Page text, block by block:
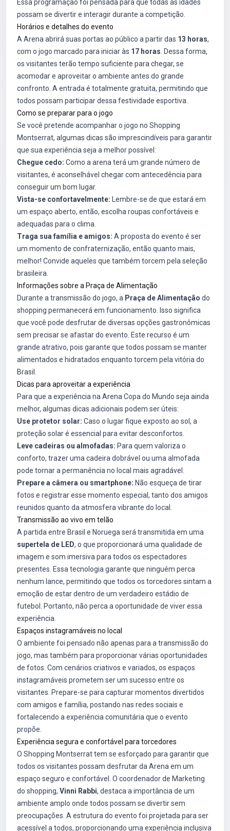
Essa programação foi pensada para que todas as idades
possam se divertir e interagir durante a competição.
Horários e detalhes do evento
A Arena abrirá suas portas ao público a partir das 13 horas,
com o jogo marcado para iniciar às 17 horas . Dessa forma,
os visitantes terão tempo suficiente para chegar, se
acomodar e aproveitar o ambiente antes do grande
confronto. A entrada é totalmente gratuita, permitindo que
todos possam participar dessa festividade esportiva.
Como se preparar para o jogo
Se você pretende acompanhar o jogo no Shopping
Montserrat, algumas dicas são imprescindíveis para garantir
que sua experiência seja a melhor possível:
Chegue cedo: Como a arena terá um grande número de
visitantes, é aconselhável chegar com antecedência para
conseguir um bom lugar.
Vista-se confortavelmente: Lembre-se de que estará em
um espaço aberto, então, escolha roupas confortáveis e
adequadas para o clima.
Traga sua família e amigos: A proposta do evento é ser
um momento de confraternização, então quanto mais,
melhor! Convide aqueles que também torcem pela seleção
brasileira.
Informações sobre a Praça de Alimentação
Durante a transmissão do jogo, a Praça de Alimentação do
shopping permanecerá em funcionamento. Isso significa
que você pode desfrutar de diversas opções gastronômicas
sem precisar se afastar do evento. Este recurso é um
grande atrativo, pois garante que todos possam se manter
alimentados e hidratados enquanto torcem pela vitória do
Brasil.
Dicas para aproveitar a experiência
Para que a experiência na Arena Copa do Mundo seja ainda
melhor, algumas dicas adicionais podem ser úteis:
Use protetor solar: Caso o lugar fique exposto ao sol, a
proteção solar é essencial para evitar desconfortos.
Leve cadeiras ou almofadas: Para quem valoriza o
conforto, trazer uma cadeira dobrável ou uma almofada
pode tornar a permanência no local mais agradável.
Prepare a câmera ou smartphone: Não esqueça de tirar
fotos e registrar esse momento especial, tanto dos amigos
reunidos quanto da atmosfera vibrante do local.
Transmissão ao vivo em telão
A partida entre Brasil e Noruega será transmitida em uma
supertela de LED, o que proporcionará uma qualidade de
imagem e som imersiva para todos os espectadores
presentes. Essa tecnologia garante que ninguém perca
nenhum lance, permitindo que todos os torcedores sintam a
emoção de estar dentro de um verdadeiro estádio de
futebol. Portanto, não perca a oportunidade de viver essa
experiência.
Espaços instagramáveis no local
O ambiente foi pensado não apenas para a transmissão do
jogo, mas também para proporcionar várias oportunidades
de fotos. Com cenários criativos e variados, os espaços
instagramáveis prometem ser um sucesso entre os
visitantes. Prepare-se para capturar momentos divertidos
com amigos e família, postando nas redes sociais e
fortalecendo a experiência comunitária que o evento
propõe.
Experiência segura e confortável para torcedores
O Shopping Montserrat tem se esforçado para garantir que
todos os visitantes possam desfrutar da Arena em um
espaço seguro e confortável. O coordenador de Marketing
do shopping, Vinni Rabbi, destaca a importância de um
ambiente amplo onde todos possam se divertir sem
preocupações. A estrutura do evento foi projetada para ser
acessível a todos, proporcionando uma experiência inclusiva